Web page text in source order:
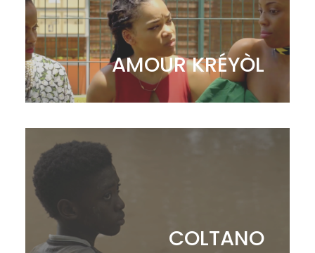
AMOUR KRÉYÒL
COLTANO